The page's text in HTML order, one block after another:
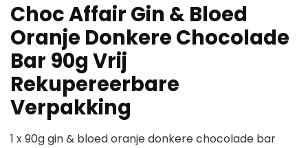
Choc Affair Gin & Bloed
Oranje Donkere Chocolade
Bar 90g Vrij
Rekupereerbare
Verpakking
1 x 90g gin & bloed oranje donkere chocolade bar